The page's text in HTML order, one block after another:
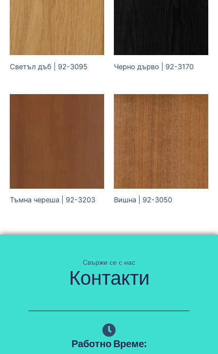
Светъл дъб | 92-3095 Черно дърво | 92-3170
Тъмна череша | 92-3203 Вишна | 92-3050
Свържи се с нас
Контакти
Работно Време: